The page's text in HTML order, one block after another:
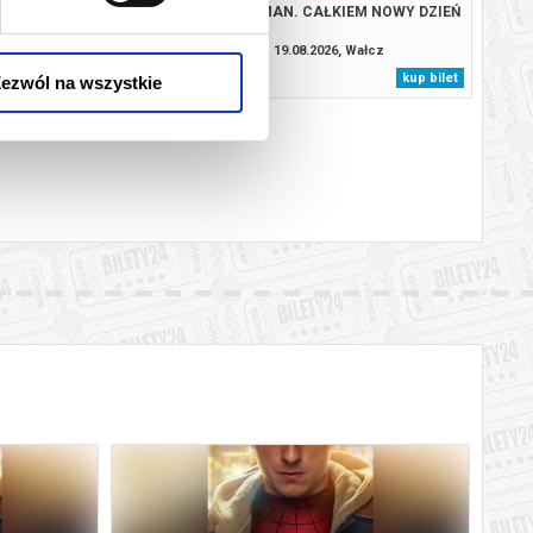
na wszystkie
Wałcz
kup bilet
SPIDER-MAN. CAŁKIEM NOWY DZIEŃ
19.08.2026, Wałcz
kup bilet